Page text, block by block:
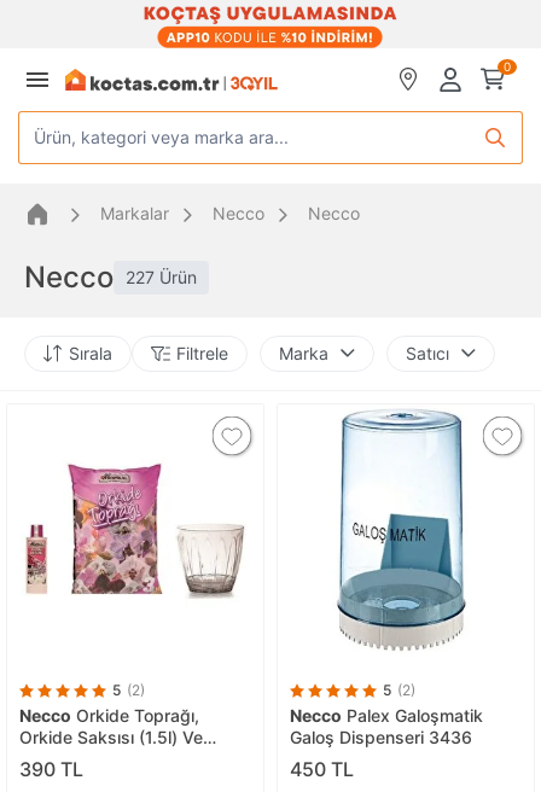
0
Ürün, kategori veya marka ara...
Markalar Necco Necco
Necco 227 Ürün
Sırala Filtrele Marka Satıcı
5 (2)
Necco Orkide Toprağı,
Orkide Saksısı (1.5l) Ve
Orkide Besini 3'lü Seti
390 TL
5 (2)
Necco Palex Galoşmatik
Galoş Dispenseri 3436
450 TL